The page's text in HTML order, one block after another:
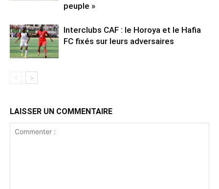
peuple »
Interclubs CAF : le Horoya et le Hafia
FC fixés sur leurs adversaires
LAISSER UN COMMENTAIRE